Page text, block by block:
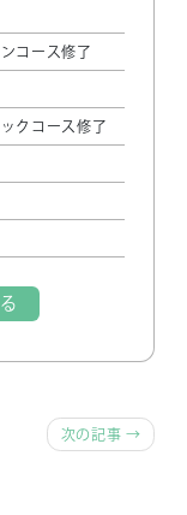
コース修了
クコース修了
次の記事